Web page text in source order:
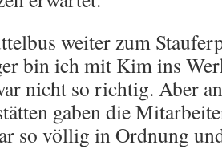
weiter zum
bin ich mit Kim ins
nicht so richtig. Aber
gaben die
so völlig in Ordnung